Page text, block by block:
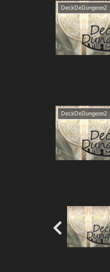
DeckDeDungeon2
DeckDeDungeon2